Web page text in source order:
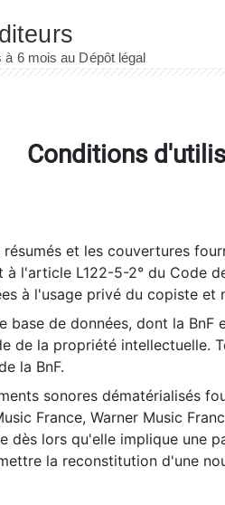
Conditions
et les couvertures
l'article L122-5-2° du Code
à l'usage privé du copiste et
base de données, dont la
de la propriété intellectuelle.
la BnF.
sonores dématérialisés
France, Warner Music
dès lors qu'elle implique une
la reconstitution d'une